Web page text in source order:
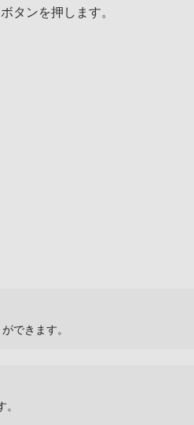
タンを押します。
できます。